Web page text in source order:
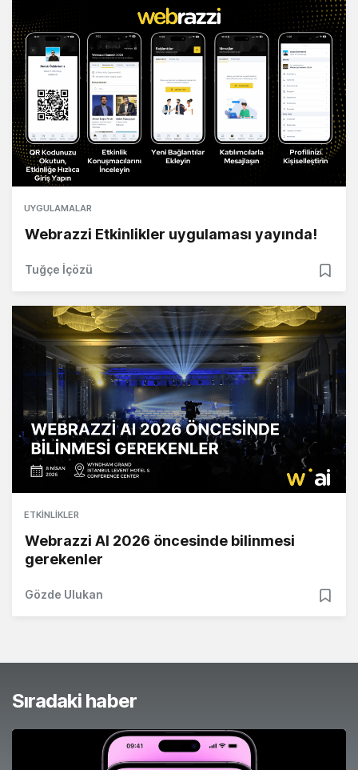
UYGULAMALAR
Webrazzi Etkinlikler uygulaması yayında!
Tuğçe İçözü
ETKINLIKLER
Webrazzi AI 2026 öncesinde bilinmesi
gerekenler
Gözde Ulukan
Sıradaki haber